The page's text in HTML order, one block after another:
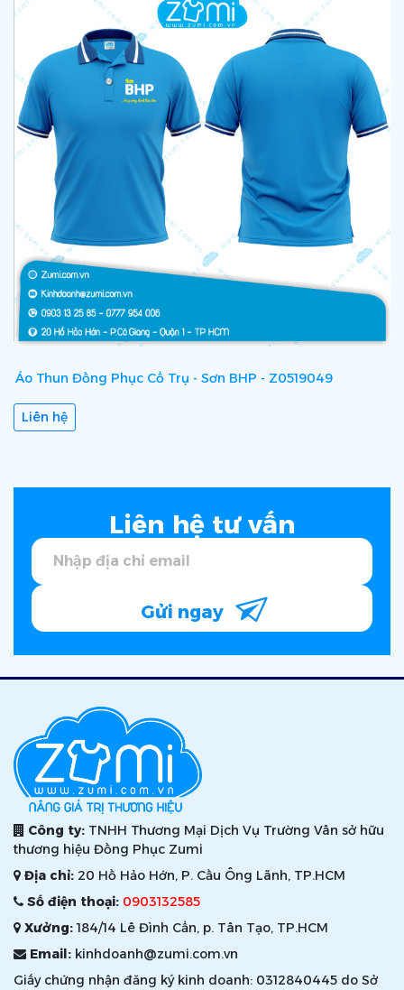
Áo Thun Đồng Phục Cổ Trụ - Sơn BHP - Z0519049
Liên hệ
Liên hệ tư vấn
Gửi ngay
Công ty: TNHH Thương Mại Dịch Vụ Trường Vân sở hữu
thương hiệu Đồng Phục Zumi
Địa chỉ: 20 Hồ Hảo Hớn, P. Cầu Ông Lãnh, TP.HCM
Số điện thoại: 0903132585
Xưởng:184/14 Lê Đình Cẩn, p. Tân Tạo, TP.HCM
Email: kinhdoanh@zumi.com.vn
Giấy chứng nhận đăng ký kinh doanh: 0312840445 do Sở